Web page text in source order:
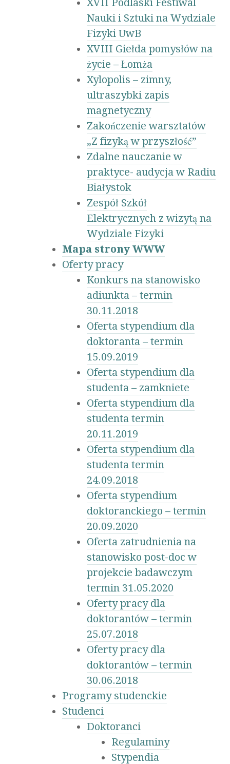
Nauki i Sztuki na Wydziale
Fizyki UwB
XVIII Giełda pomysłów na
życie – Łomża
Xylopolis – zimny,
ultraszybki zapis
magnetyczny
Zakończenie warsztatów
„Z fizyką w przyszłość”
Zdalne nauczanie w
praktyce- audycja w Radiu
Białystok
Zespół Szkół
Elektrycznych z wizytą na
Wydziale Fizyki
Mapa strony WWW
Oferty pracy
Konkurs na stanowisko
adiunkta – termin
30.11.2018
Oferta stypendium dla
doktoranta – termin
15.09.2019
Oferta stypendium dla
studenta – zamkniete
Oferta stypendium dla
studenta termin
20.11.2019
Oferta stypendium dla
studenta termin
24.09.2018
Oferta stypendium
doktoranckiego – termin
20.09.2020
Oferta zatrudnienia na
stanowisko post-doc w
projekcie badawczym
termin 31.05.2020
Oferty pracy dla
doktorantów – termin
25.07.2018
Oferty pracy dla
doktorantów – termin
30.06.2018
Programy studenckie
Studenci
Doktoranci
Regulaminy
Stypendia